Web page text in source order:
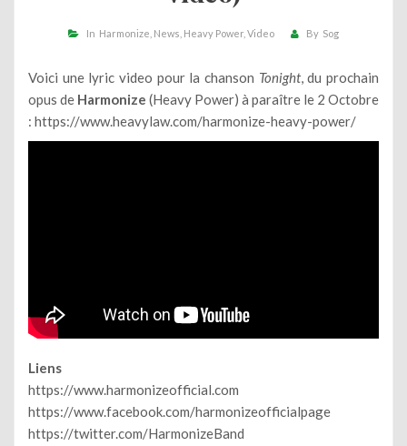
In Harmonize News Heavy Power Video By Sog
Voici une lyric video pour la chanson Tonight, du prochain
opus de Harmonize (Heavy Power) à paraître le 2 Octobre
: https://www.heavylaw.com/harmonize-heavy-power/
Liens
https://www.harmonizeofficial.com
https://www.facebook.com/harmonizeofficialpage
https://twitter.com/HarmonizeBand